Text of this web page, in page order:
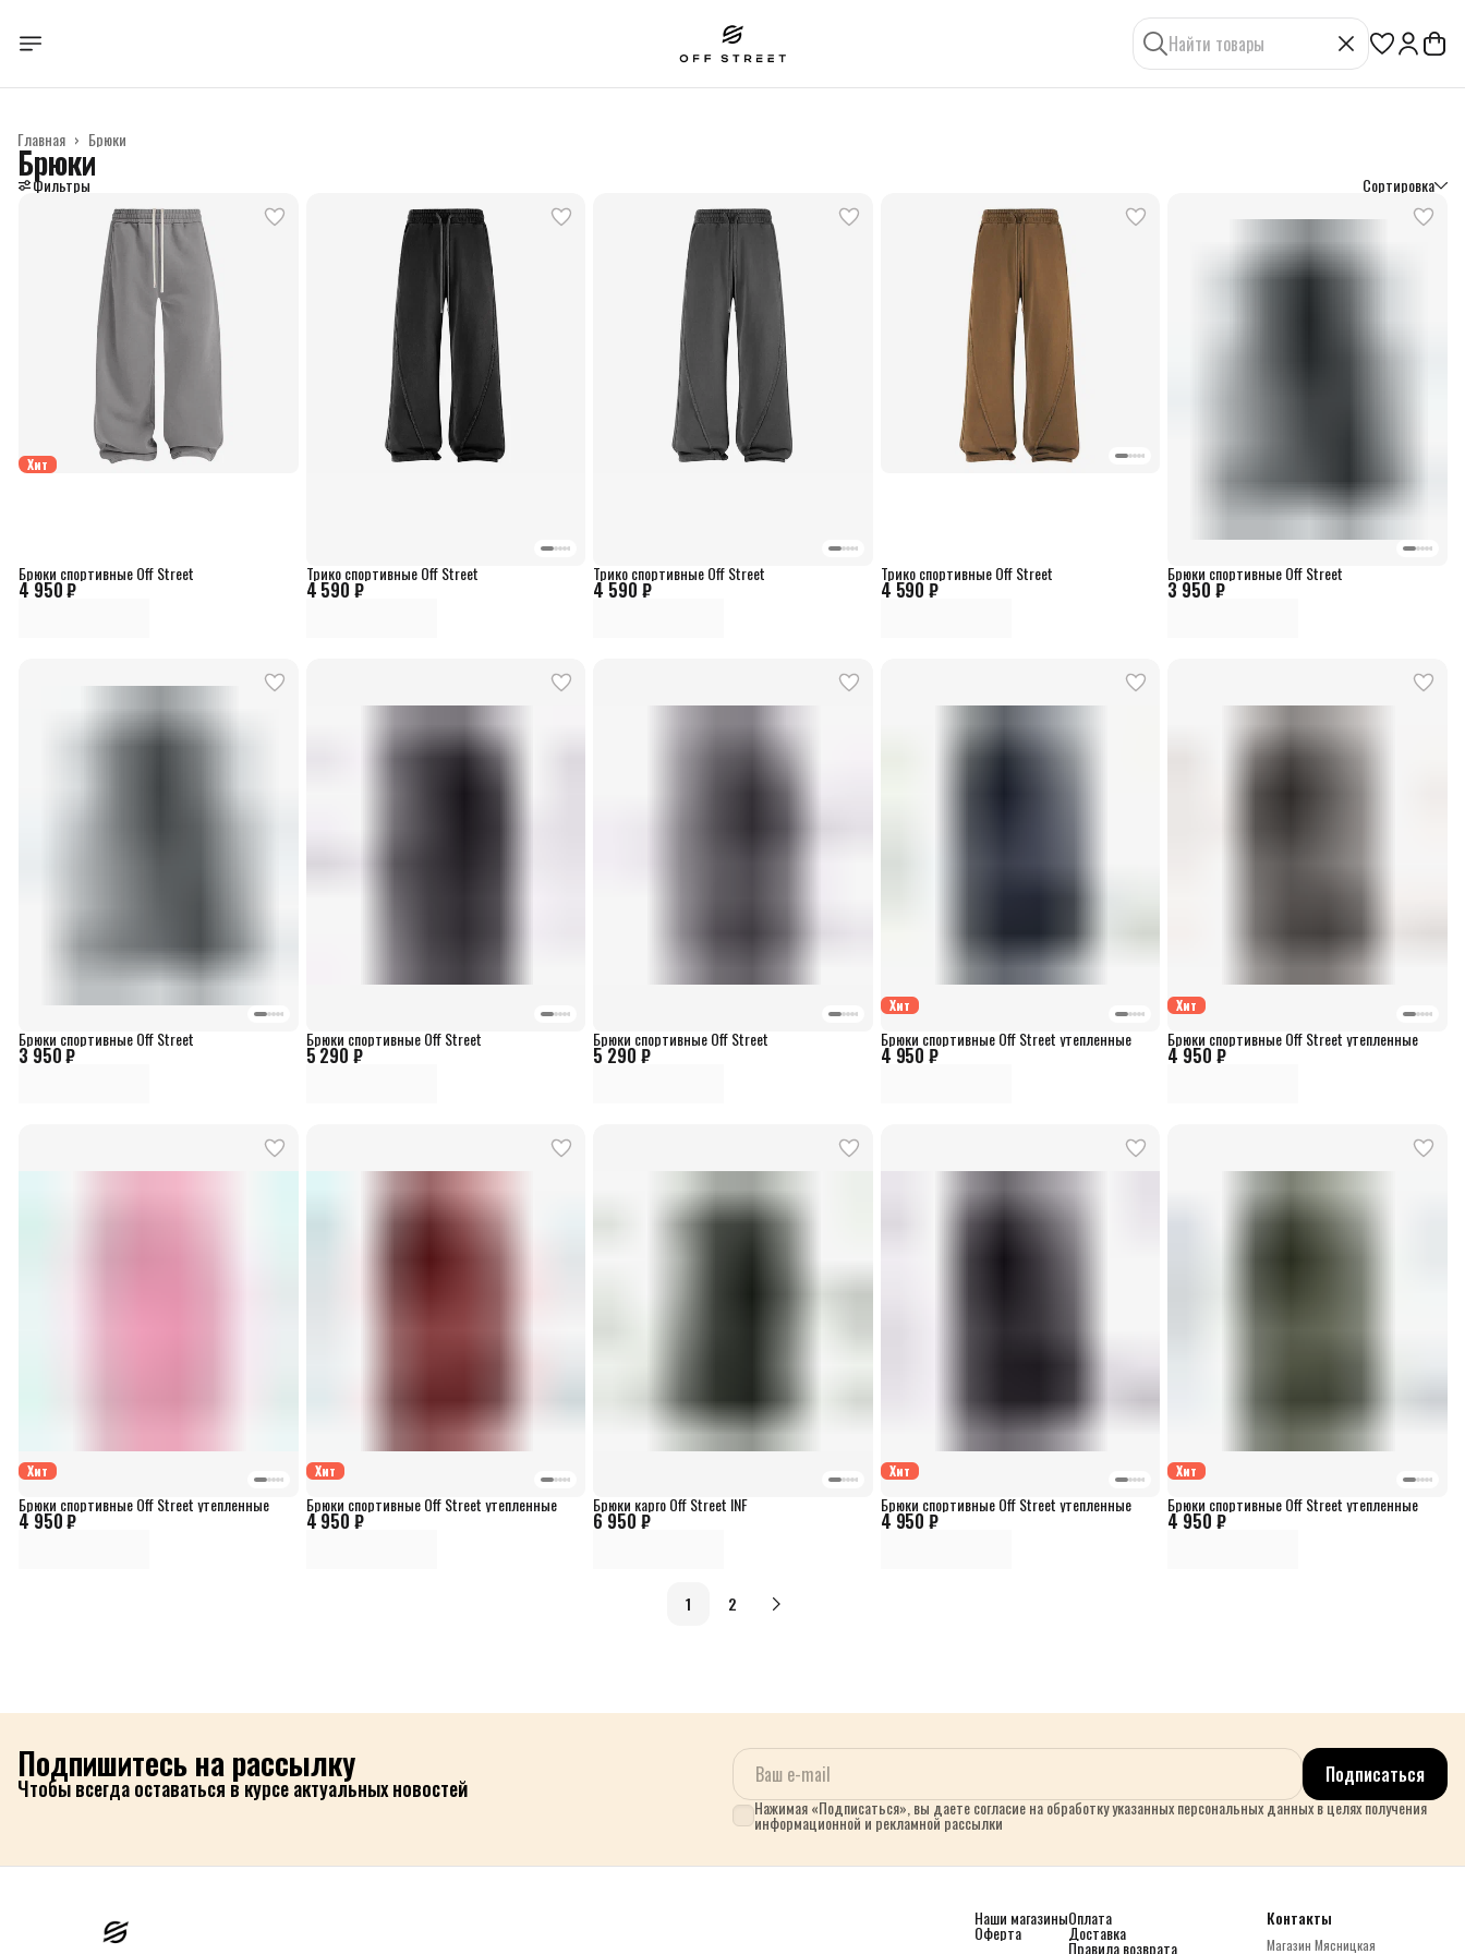
Брюки
Главная ›
Брюки
Фильтры Сортировка
Хит
4 950 ₽
Брюки спортивные Off Street
4 590 ₽
Трико спортивные Off Street
4 590 ₽
Трико спортивные Off Street
4 590 ₽
Трико спортивные Off Street
3 950 ₽
Брюки спортивные Off Street
3 950 ₽
Брюки спортивные Off Street
5 290 ₽
Брюки спортивные Off Street
5 290 ₽
Брюки спортивные Off Street
Хит
4 950 ₽
Брюки спортивные Off Street утепленные
Хит
4 950 ₽
Брюки спортивные Off Street утепленные
Хит
4 950 ₽
Брюки спортивные Off Street утепленные
Хит
4 950 ₽
Брюки спортивные Off Street утепленные
6 950 ₽
Брюки карго Off Street INF
Хит
4 950 ₽
Брюки спортивные Off Street утепленные
Хит
4 950 ₽
Брюки спортивные Off Street утепленные
1 2
Подпишитесь на рассылку
Чтобы всегда оставаться в курсе актуальных новостей Подписаться
Нажимая «Подписаться», вы даете согласие на обработку указанных персональных данных в целях получения
информационной и рекламной рассылки
Наши магазины
Оферта
Оплата
Доставка
Правила возврата
Контакты
Магазин Мясницкая